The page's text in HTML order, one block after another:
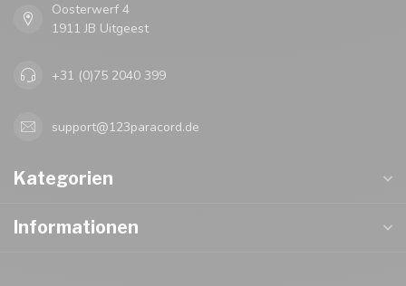
Oosterwerf 4
1911 JB Uitgeest
+31 (0)75 2040 399
support@123paracord.de
Kategorien
Informationen